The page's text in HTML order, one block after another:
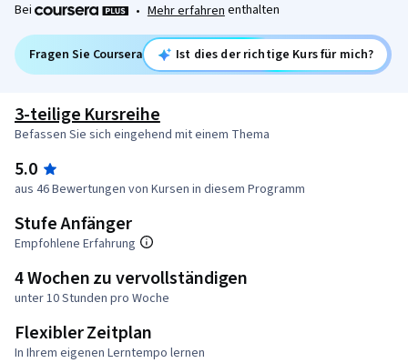
Bei • Mehr erfahren enthalten
Fragen Sie Coursera Ist dies der richtige Kurs für mich?
3-teilige Kursreihe
Befassen Sie sich eingehend mit einem Thema
5.0
aus 46 Bewertungen von Kursen in diesem Programm
Stufe Anfänger
Empfohlene Erfahrung
4 Wochen zu vervollständigen
unter 10 Stunden pro Woche
Flexibler Zeitplan
In Ihrem eigenen Lerntempo lernen